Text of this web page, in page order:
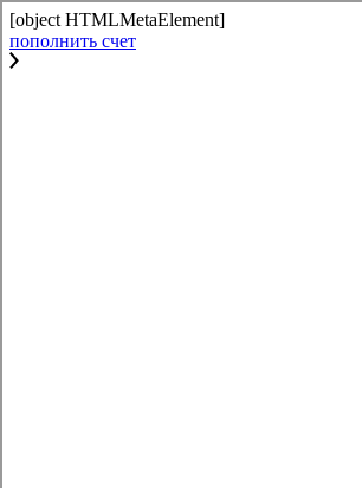
[object HTMLMetaElement]
пополнить счет